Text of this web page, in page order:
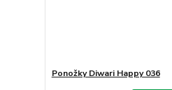
Ponožky Diwari Happy 036